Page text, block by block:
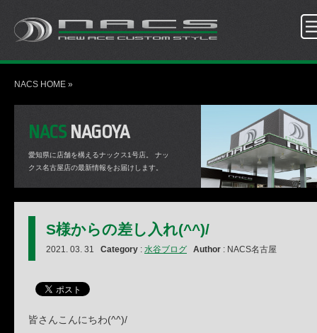
NACS HOME »
NACSNAGOYA
愛知県に店舗を構えるナックス1号店。
ナッ
クス名古屋店の最新情報をお届けします。
S様からの差し入れ(^^)/
2021. 03. 31 Category : 水谷ブログ Author : NACS名古屋
皆さんこんにちわ(^^)/